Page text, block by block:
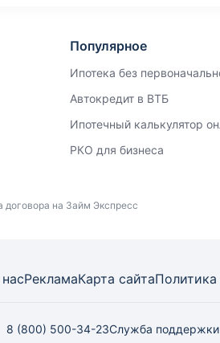
Популярное
Ипотека без
Автокредит в ВТБ
Ипотечный калькулятор
РКО для бизнеса
договора на Займ Экспресс
РекламаКарта сайта
8 (800) 500-34-23Служба